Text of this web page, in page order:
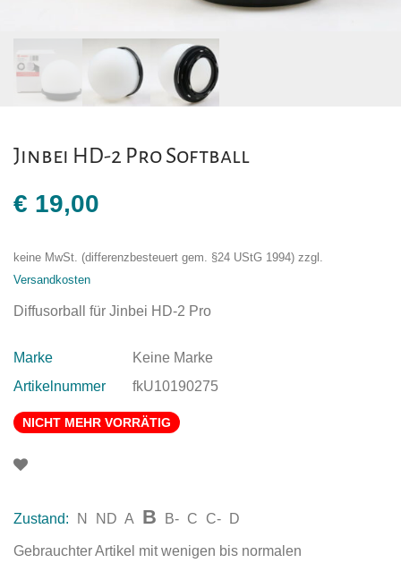
Jinbei HD-2 Pro Softball
€ 19,00
keine MwSt. (differenzbesteuert gem. §24 UStG 1994) zzgl.
Versandkosten
Diffusorball für Jinbei HD-2 Pro
Marke
Keine Marke
Artikelnummer
fkU10190275
NICHT MEHR VORRÄTIG
Zustand: N ND A B B- C C- D
Gebrauchter Artikel mit wenigen bis normalen